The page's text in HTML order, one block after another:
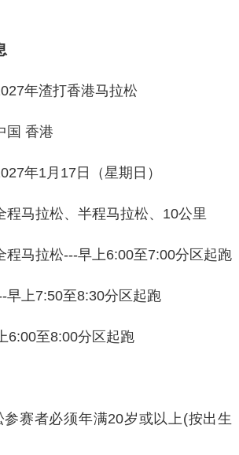
年渣打香港马拉松
国 香港
年1月17日（星期日）
程马拉松、半程马拉松、10公里
程马拉松---早上6:00至7:00分区起跑
早上7:50至8:30分区起跑
6:00至8:00分区起跑
赛者必须年满20岁或以上(按出生